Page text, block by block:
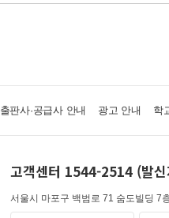
출판사·공급사 안내 광고 안내 학
고객센터 1544-2514 (발
서울시 마포구 백범로 71 숨도빌딩 7